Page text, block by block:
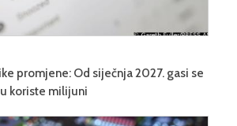
promjene: Od siječnja 2027. gasi se
koriste milijuni